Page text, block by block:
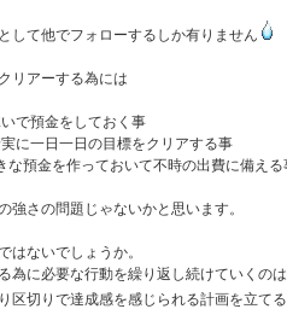
して他でフォローするしか有りません
リアーする為には
で預金をしておく事
に一日一日の目標をクリアする事
預金を作っておいて不時の出費に備える
さの問題じゃないかと思います。
はないでしょうか。
為に必要な行動を繰り返し続けていくのは
区切りで達成感を感じられる計画を立て